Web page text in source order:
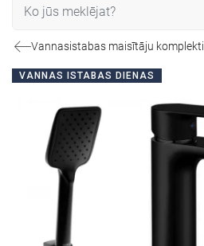
Vannasistabas maisītāju komplekti
VANNAS ISTABAS DIENAS